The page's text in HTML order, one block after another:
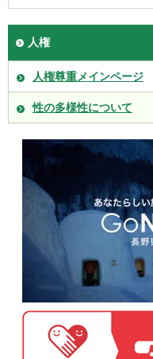
人権
人権尊重メインページ
性の多様性について